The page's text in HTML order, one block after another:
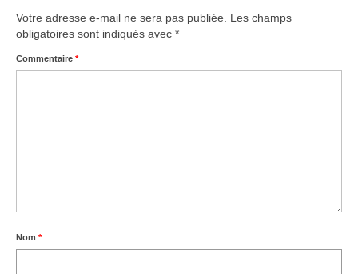
Votre adresse e-mail ne sera pas publiée.
Les champs
obligatoires sont indiqués avec *
Commentaire *
Nom *